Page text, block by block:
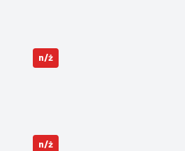
n/ż
n/ż